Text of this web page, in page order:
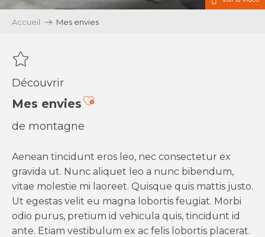
Accueil Mes envies
Découvrir
Mes enviesAjouter aux favoris
de montagne
Aenean tincidunt eros leo, nec consectetur ex
gravida ut. Nunc aliquet leo a nunc bibendum,
vitae molestie mi laoreet. Quisque quis mattis justo.
Ut egestas velit eu magna lobortis feugiat. Morbi
odio purus, pretium id vehicula quis, tincidunt id
ante. Etiam vestibulum ex ac felis lobortis placerat.